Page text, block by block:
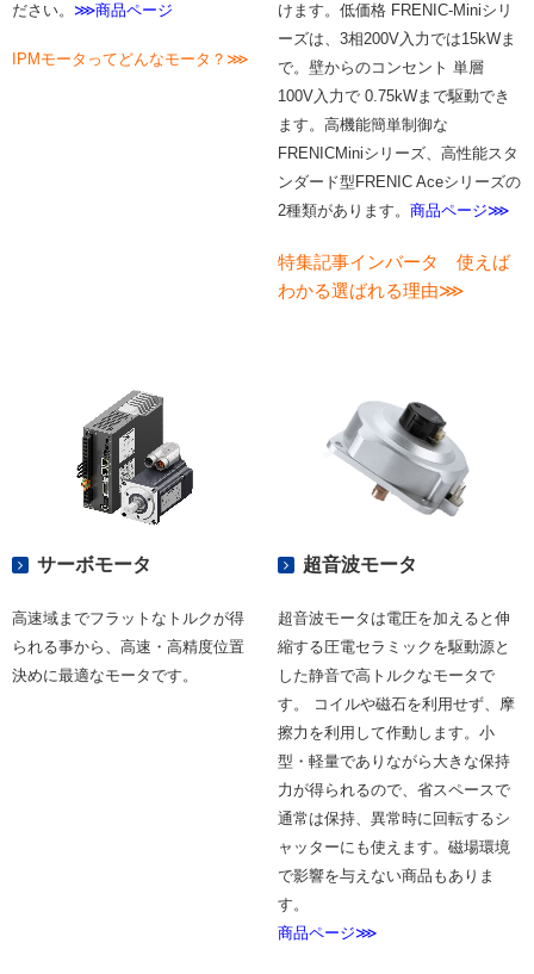
ださい。 ⋙商品ページ
IPMモータってどんなモータ？⋙
けます。低価格 FRENIC-Miniシリ
ーズは、3相200V入力では15kWま
で。壁からのコンセント 単層
100V入力で 0.75kWまで駆動でき
ます。 高機能簡単制御な
FRENICMiniシリーズ、高性能スタ
ンダード型FRENIC Aceシリーズの
2種類があります。 商品ページ⋙
特集記事インバータ 使えば
わかる選ばれる理由⋙
サーボモータ
高速域までフラットなトルクが得
られる事から、高速・高精度位置
決めに最適なモータです。
超音波モータ
超音波モータは電圧を加えると伸
縮する圧電セラミックを駆動源と
した静音で高トルクなモータで
す。 コイルや磁石を利用せず、摩
擦力を利用して作動します。小
型・軽量でありながら大きな保持
力が得られるので、省スペースで
通常は保持、異常時に回転するシ
ャッターにも使えます。磁場環境
で影響を与えない商品もありま
す。
商品ページ⋙